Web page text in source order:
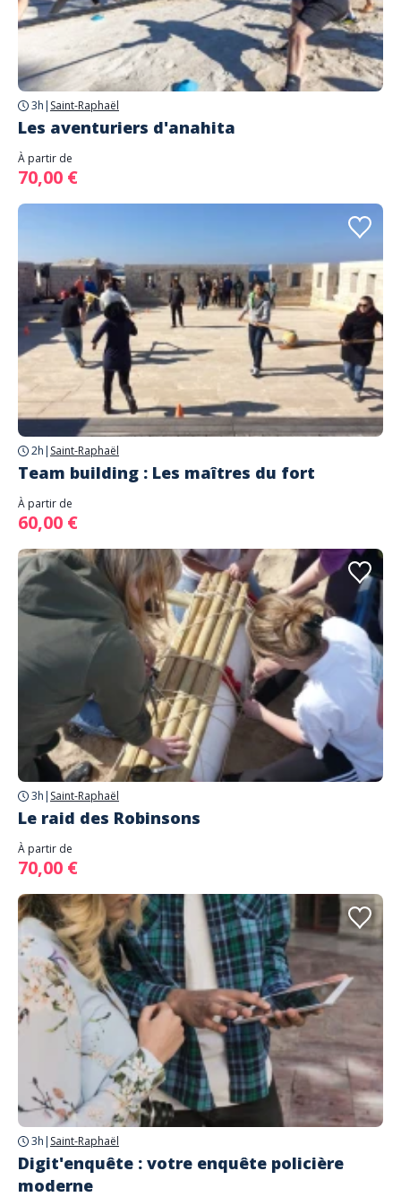
3h | Saint-Raphaël
Les aventuriers d'anahita
À partir de
70,00 €
2h | Saint-Raphaël
Team building : Les maîtres du fort
À partir de
60,00 €
3h | Saint-Raphaël
Le raid des Robinsons
À partir de
70,00 €
3h | Saint-Raphaël
Digit'enquête : votre enquête policière
moderne